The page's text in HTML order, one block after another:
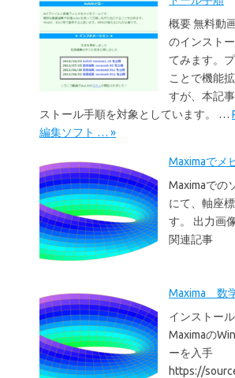
概要 無料動
のインスト
てみます。
ことで機能
すが、本記
ストール手順を対象としています。 …
編集ソフト … »
Maximaでメ
Maximaでの
にて、軸座
す。 出力画
関連記事
Maxima 数
インストー
Maximaの
ーを入手
https://